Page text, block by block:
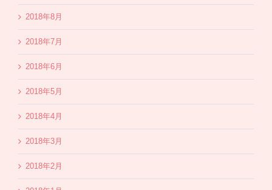
2018年8月
2018年7月
2018年6月
2018年5月
2018年4月
2018年3月
2018年2月